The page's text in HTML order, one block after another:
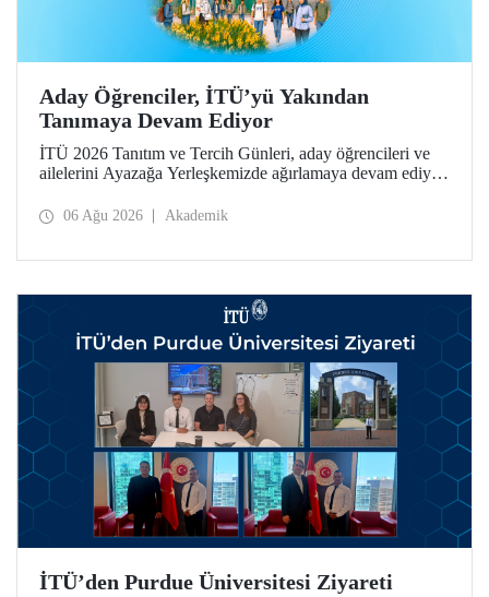
Aday Öğrenciler, İTÜ’yü Yakından
Tanımaya Devam Ediyor
İTÜ 2026 Tanıtım ve Tercih Günleri, aday öğrencileri ve
ailelerini Ayazağa Yerleşkemizde ağırlamaya devam ediyor.
ilgili fakülte ve birimler adaylara bilgi vermeye devam
06 Ağu 2026 Akademik
İTÜ’den Purdue Üniversitesi Ziyareti